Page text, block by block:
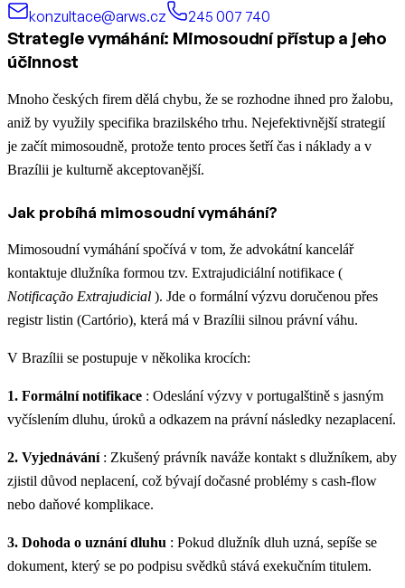
konzultace@arws.cz
245 007 740
Strategie vymáhání: Mimosoudní přístup a jeho
účinnost
Mnoho českých firem dělá chybu, že se rozhodne ihned pro žalobu,
aniž by využily specifika brazilského trhu. Nejefektivnější strategií
je začít mimosoudně, protože tento proces šetří čas i náklady a v
Brazílii je kulturně akceptovanější.
Jak probíhá mimosoudní vymáhání?
Mimosoudní vymáhání spočívá v tom, že advokátní kancelář
kontaktuje dlužníka formou tzv. Extrajudiciální notifikace (
Notificação Extrajudicial ). Jde o formální výzvu doručenou přes
registr listin (Cartório), která má v Brazílii silnou právní váhu.
V Brazílii se postupuje v několika krocích:
1. Formální notifikace : Odeslání výzvy v portugalštině s jasným
vyčíslením dluhu, úroků a odkazem na právní následky nezaplacení.
2. Vyjednávání : Zkušený právník naváže kontakt s dlužníkem, aby
zjistil důvod neplacení, což bývají dočasné problémy s cash-flow
nebo daňové komplikace.
3. Dohoda o uznání dluhu : Pokud dlužník dluh uzná, sepíše se
dokument, který se po podpisu svědků stává exekučním titulem.